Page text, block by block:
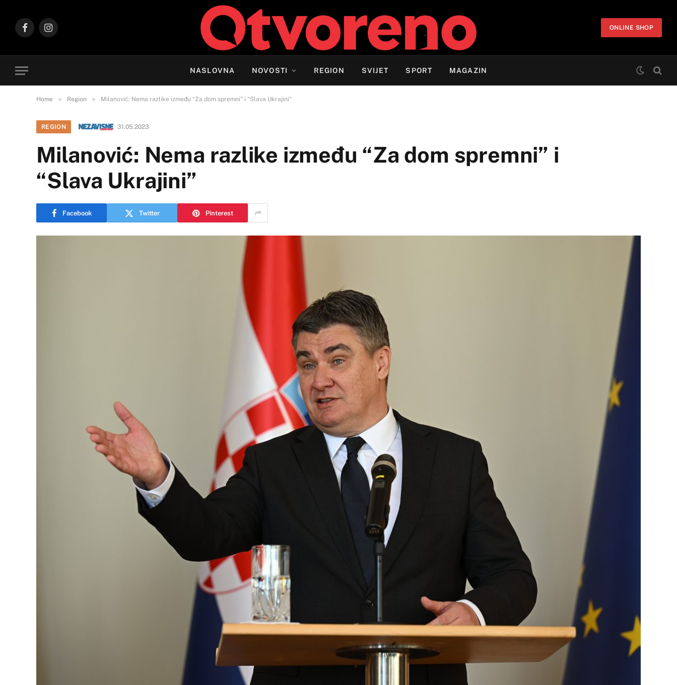
FacebookInstagram
ONLINE SHOP
NASLOVNA NOVOSTI REGION SVIJET SPORT MAGAZIN
Home » Region » Milanović: Nema razlike između “Za dom spremni” i “Slava Ukrajini”
REGION 31.05.2023
Milanović: Nema razlike između “Za dom spremni” i
“Slava Ukrajini”
Facebook Twitter Pinterest